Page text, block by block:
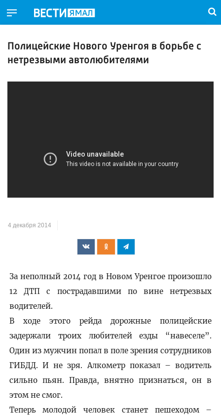
Полицейские Нового Уренгоя в борьбе с
нетрезвыми автолюбителями
4 декабря 2014
За неполный 2014 год в Новом Уренгое произошло
12 ДТП с пострадавшими по вине нетрезвых
водителей.
В ходе этого рейда дорожные полицейские
задержали троих любителей езды “навеселе”.
Один из мужчин попал в поле зрения сотрудников
ГИБДД. И не зря. Алкометр показал – водитель
сильно пьян. Правда, внятно признаться, он в
этом не смог.
Теперь молодой человек станет пешеходом –